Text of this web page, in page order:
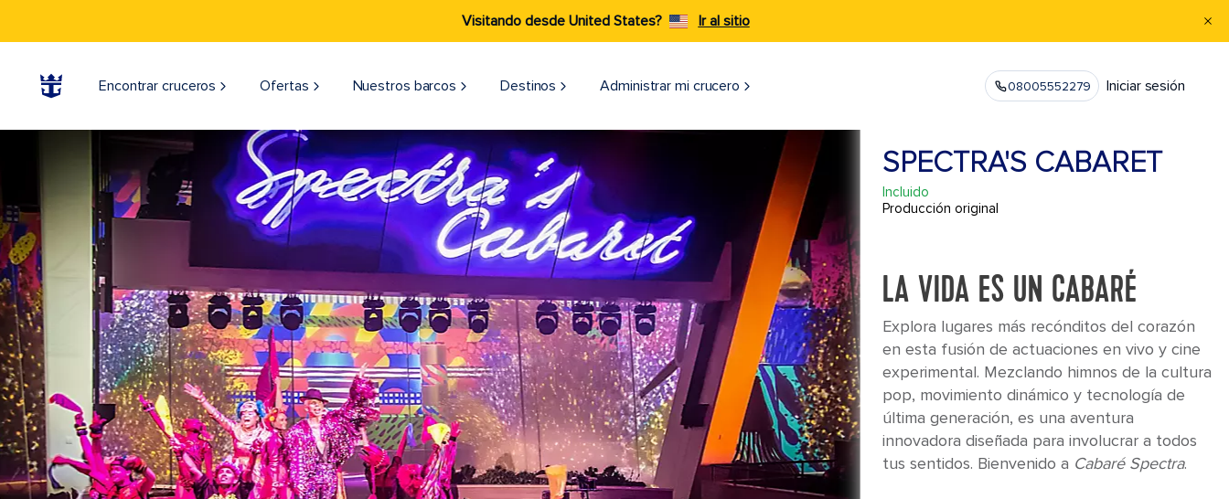
Visitando desde United States? Ir al sitio
Encontrar cruceros Ofertas Nuestros barcos Destinos Administrar mi crucero 08005552279 Iniciar sesión
SPECTRA'S CABARET
Incluido
Producción original
LA VIDA ES UN CABARÉ
Explora lugares más recónditos del corazón
en esta fusión de actuaciones en vivo y cine
experimental. Mezclando himnos de la cultura
pop, movimiento dinámico y tecnología de
última generación, es una aventura
innovadora diseñada para involucrar a todos
tus sentidos. Bienvenido a Cabaré Spectra.